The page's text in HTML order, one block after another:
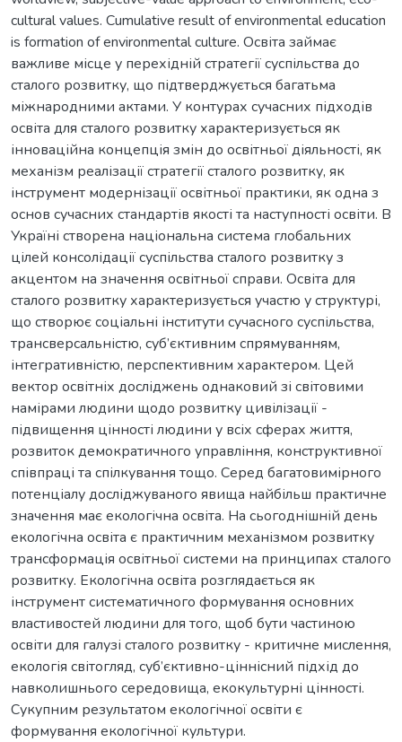
cultural values. Cumulative result of environmental education
is formation of environmental culture. Освіта займає
важливе місце у перехідній стратегії суспільства до
сталого розвитку, що підтверджується багатьма
міжнародними актами. У контурах сучасних підходів
освіта для сталого розвитку характеризується як
інноваційна концепція змін до освітньої діяльності, як
механізм реалізації стратегії сталого розвитку, як
інструмент модернізації освітньої практики, як одна з
основ сучасних стандартів якості та наступності освіти. В
Україні створена національна система глобальних
цілей консолідації суспільства сталого розвитку з
акцентом на значення освітньої справи. Освіта для
сталого розвитку характеризується участю у структурі,
що створює соціальні інститути сучасного суспільства,
трансверсальністю, суб’єктивним спрямуванням,
інтегративністю, перспективним характером. Цей
вектор освітніх досліджень однаковий зі світовими
намірами людини щодо розвитку цивілізації -
підвищення цінності людини у всіх сферах життя,
розвиток демократичного управління, конструктивної
співпраці та спілкування тощо. Серед багатовимірного
потенціалу досліджуваного явища найбільш практичне
значення має екологічна освіта. На сьогоднішній день
екологічна освіта є практичним механізмом розвитку
трансформація освітньої системи на принципах сталого
розвитку. Екологічна освіта розглядається як
інструмент систематичного формування основних
властивостей людини для того, щоб бути частиною
освіти для галузі сталого розвитку - критичне мислення,
екологія світогляд, суб’єктивно-ціннісний підхід до
навколишнього середовища, екокультурні цінності.
Сукупним результатом екологічної освіти є
формування екологічної культури.